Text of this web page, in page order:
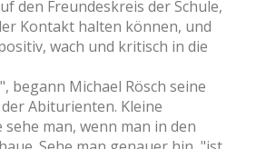
den Freundeskreis der Schule,
Kontakt halten können, und
wach und kritisch in die
begann Michael Rösch seine
Abiturienten. Kleine
man, wenn man in den